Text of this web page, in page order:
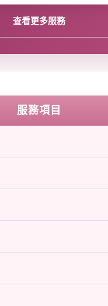
查看更多服務
服務項目